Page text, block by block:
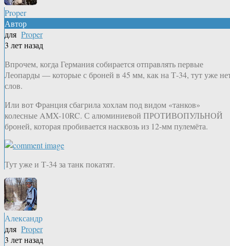
Proper
Автор
для Proper
3 лет назад
Впрочем, когда Германия собирается отправлять первые
Леопарды — которые с броней в 45 мм, как на Т-34, тут уже
слов.
Или вот Франция сбагрила хохлам под видом «танков»
колесные AMX-10RC. С алюминиевой ПРОТИВОПУЛЬНОЙ
броней, которая пробивается насквозь из 12-мм пулемёта.
Тут уже и Т-34 за танк покатят.
Александр
для Proper
3 лет назад